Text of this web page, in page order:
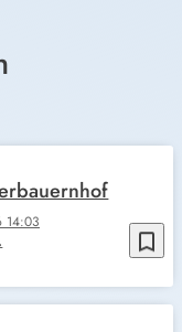
bookmark_border
14:03